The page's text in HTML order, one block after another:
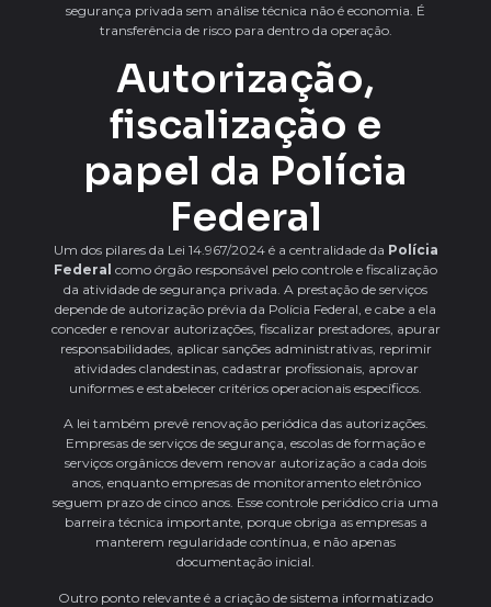
segurança privada sem análise técnica não é economia. É
transferência de risco para dentro da operação.
Autorização,
fiscalização e
papel da Polícia
Federal
Um dos pilares da Lei 14.967/2024 é a centralidade da Polícia
Federal como órgão responsável pelo controle e fiscalização
da atividade de segurança privada. A prestação de serviços
depende de autorização prévia da Polícia Federal, e cabe a ela
conceder e renovar autorizações, fiscalizar prestadores, apurar
responsabilidades, aplicar sanções administrativas, reprimir
atividades clandestinas, cadastrar profissionais, aprovar
uniformes e estabelecer critérios operacionais específicos.
A lei também prevê renovação periódica das autorizações.
Empresas de serviços de segurança, escolas de formação e
serviços orgânicos devem renovar autorização a cada dois
anos, enquanto empresas de monitoramento eletrônico
seguem prazo de cinco anos. Esse controle periódico cria uma
barreira técnica importante, porque obriga as empresas a
manterem regularidade contínua, e não apenas
documentação inicial.
Outro ponto relevante é a criação de sistema informatizado